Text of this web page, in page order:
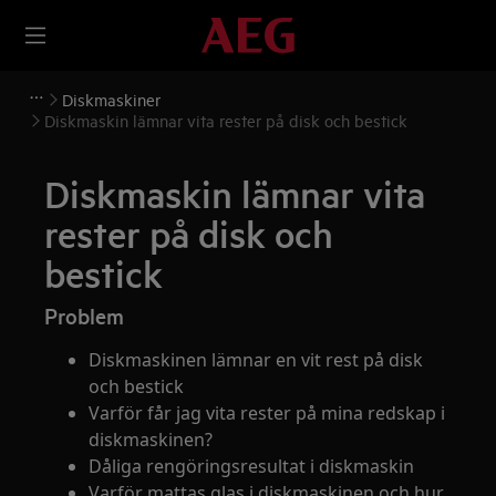
Diskmaskiner
Diskmaskin lämnar vita rester på disk och bestick
Diskmaskin lämnar vita
rester på disk och
bestick
Problem
Diskmaskinen lämnar en vit rest på disk
och bestick
Varför får jag vita rester på mina redskap i
diskmaskinen?
Dåliga rengöringsresultat i diskmaskin